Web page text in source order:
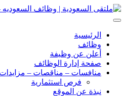
انتقل
إلى
الرئيسية
وظائف
أعلن عن وظيفة
صفحة إدارة الوظائف
منافسات – مناقصات – مزايدات
فرص استثمارية
نبذة عن الموقع